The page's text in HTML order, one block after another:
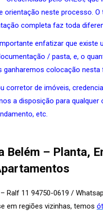
orientação neste processo. O
completa faz toda
enfatizar que existe
/ pasta, e, o
ganharemos colocação nesta
corretor de imóveis,
a disposição para qualquer
etc.
Belém – Planta,
– Ralf 11 94750-0619 /
em regiões vizinhas, temos